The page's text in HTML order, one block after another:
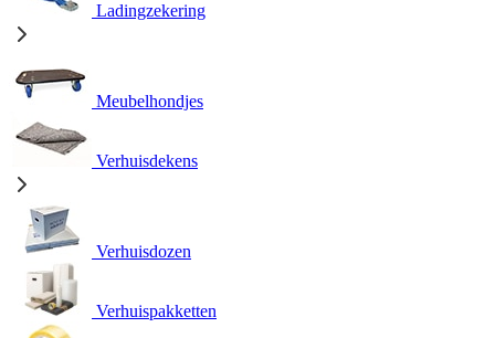
Ladingzekering
Meubelhondjes
Verhuisdekens
Verhuisdozen
Verhuispakketten